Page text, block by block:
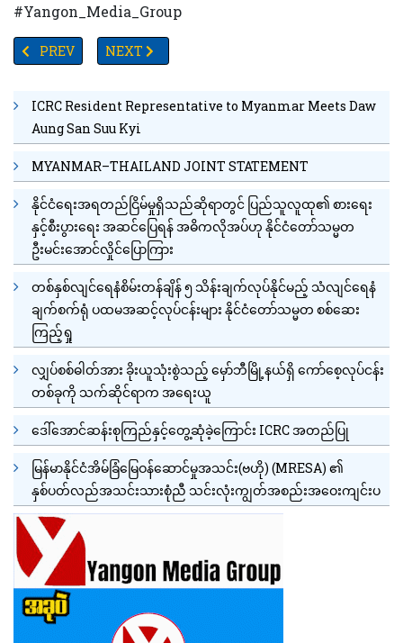
#Yangon_Media_Group
PREVIOUS ARTICLE: ညသန်းခေါင်ကျော်အချိန်မှာ တစ်နာရီခန့်ခြား
PREV NEXT ARTICLE: ရေဆင်းစိုက်ပျိုးရေးတက္ကသိုလ်နှင့်
NEXT
ICRC Resident Representative to Myanmar Meets Daw
Aung San Suu Kyi
MYANMAR–THAILAND JOINT STATEMENT
နိုင်ငံရေးအရတည်ငြိမ်မှုရှိသည်ဆိုရာတွင် ပြည်သူလူထု၏ စားရေး
နှင့်စီးပွားရေး အဆင်ပြေရန် အဓိကလိုအပ်ဟု နိုင်ငံတော်သမ္မတ
ဦးမင်းအောင်လှိုင်ပြောကြား
တစ်နှစ်လျင်ရေနံစိမ်းတန်ချိန် ၅ သိန်းချက်လုပ်နိုင်မည့် သံလျင်ရေနံ
ချက်စက်ရုံ ပထမအဆင့်လုပ်ငန်းများ နိုင်ငံတော်သမ္မတ စစ်ဆေး
ကြည့်ရှု
လျှပ်စစ်ဓါတ်အား ခိုးယူသုံးစွဲသည့် မှော်ဘီမြို့နယ်ရှိ ကော်စေ့လုပ်ငန်း
တစ်ခုကို သက်ဆိုင်ရာက အရေးယူ
ဒေါ်အောင်ဆန်းစုကြည်နှင့်တွေ့ဆုံခဲ့ကြောင်း ICRC အတည်ပြု
မြန်မာနိုင်ငံအိမ်ခြံမြေဝန်ဆောင်မှုအသင်း(ဗဟို) (MRESA) ၏
နှစ်ပတ်လည်အသင်းသားစုံညီ သင်းလုံးကျွတ်အစည်းအဝေးကျင်းပ